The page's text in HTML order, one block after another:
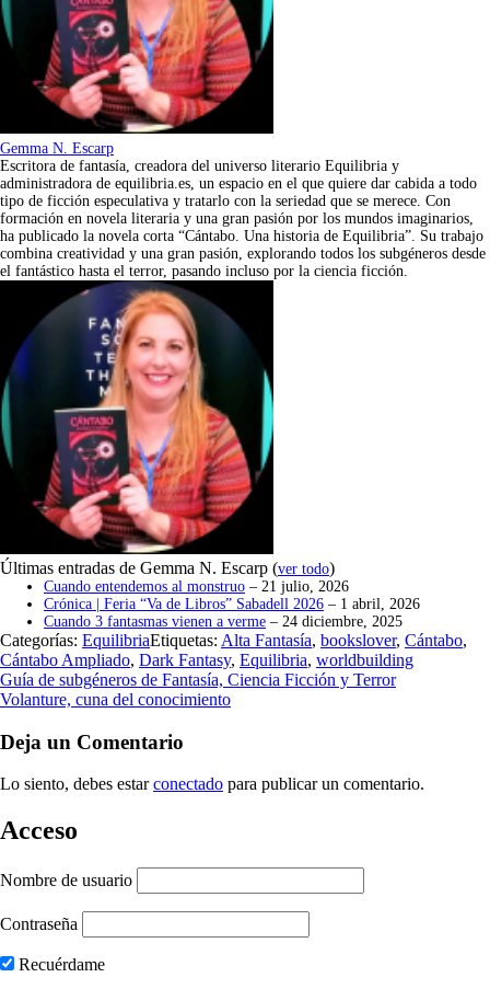
Gemma N. Escarp
Escritora de fantasía, creadora del universo literario Equilibria y
administradora de equilibria.es, un espacio en el que quiere dar cabida a todo
tipo de ficción especulativa y tratarlo con la seriedad que se merece. Con
formación en novela literaria y una gran pasión por los mundos imaginarios,
ha publicado la novela corta “Cántabo. Una historia de Equilibria”. Su trabajo
combina creatividad y una gran pasión, explorando todos los subgéneros desde
el fantástico hasta el terror, pasando incluso por la ciencia ficción.
Últimas entradas de Gemma N. Escarp (ver todo)
Cuando entendemos al monstruo – 21 julio, 2026
Crónica | Feria “Va de Libros” Sabadell 2026 – 1 abril, 2026
Cuando 3 fantasmas vienen a verme – 24 diciembre, 2025
Categorías: EquilibriaEtiquetas: Alta Fantasía, bookslover, Cántabo,
Cántabo Ampliado, Dark Fantasy, Equilibria, worldbuilding
Guía de subgéneros de Fantasía, Ciencia Ficción y Terror
Volanture, cuna del conocimiento
Deja un Comentario
Lo siento, debes estarconectado para publicar un comentario.
Acceso
Nombre de usuario
Contraseña
Recuérdame